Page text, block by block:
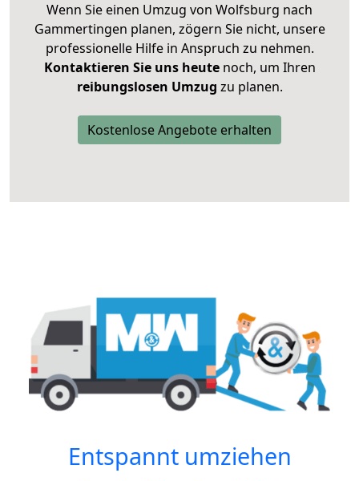
Wenn Sie einen Umzug von Wolfsburg nach
Gammertingen planen, zögern Sie nicht, unsere
professionelle Hilfe in Anspruch zu nehmen.
Kontaktieren Sie uns heutenoch, um Ihren
reibungslosen Umzug zu planen.
Kostenlose Angebote erhalten
Entspannt umziehen